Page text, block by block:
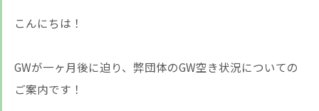
こんにちは！
GWが一ヶ月後に迫り、弊団体のGW空き状況についての
ご案内です！